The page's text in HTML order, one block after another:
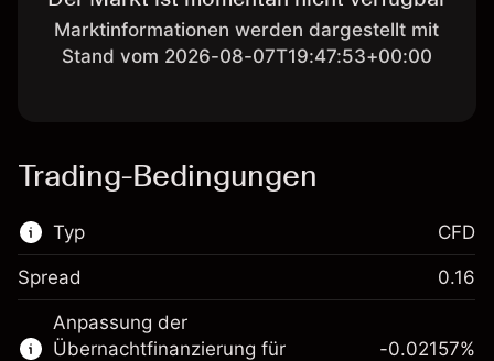
Marktinformationen werden dargestellt mit
Stand vom 2026-08-07T19:47:53+00:00
Trading-Bedingungen
Typ
Dieser Finanzmarkt steht für das CFD-
Trading zur Verfügung.
CFD
Spread 0.16
Anpassung der
Übernachtfinanzierung für
-0.02157%